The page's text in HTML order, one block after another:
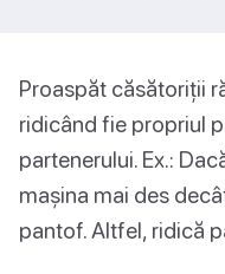
Proaspăt căsătoriții
ridicând fie propriul
partenerului. Ex.:
mașina mai des
pantof. Altfel, ridică